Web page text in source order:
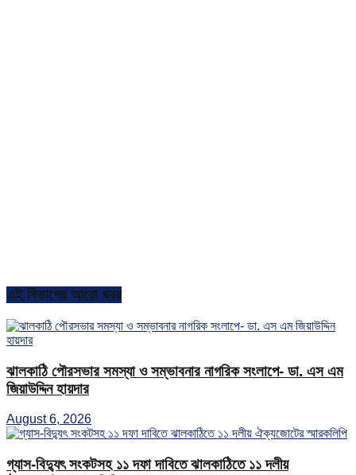
এই বিভাগের আরো খবর
ঝালকাঠি পৌরসভার সমস্যা ও সম্ভাবনার নাগরিক সংলাপে- ডা. এস এম
জিয়াউদ্দিন হায়দার
August 6, 2026
গ্যাস-বিদ্যুৎ সংকটসহ ১১ দফা দাবিতে ঝালকাঠিতে ১১ দলীয়